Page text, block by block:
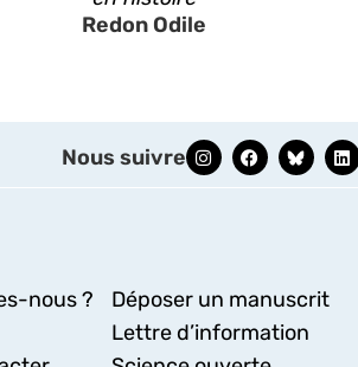
Redon Odile
Nous suivre
nous ?
Déposer un manuscrit
Lettre d’information